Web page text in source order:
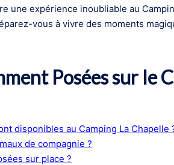
une expérience inoubliable au
vous à vivre des moments
Posées sur le
disponibles au Camping La Chapelle
de compagnie ?
sur place ?